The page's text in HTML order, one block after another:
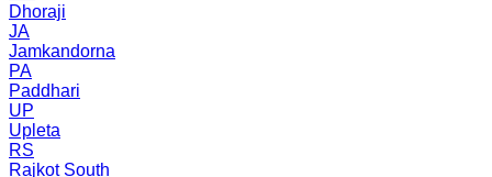
Dhoraji
JA
Jamkandorna
PA
Paddhari
UP
Upleta
RS
Rajkot South